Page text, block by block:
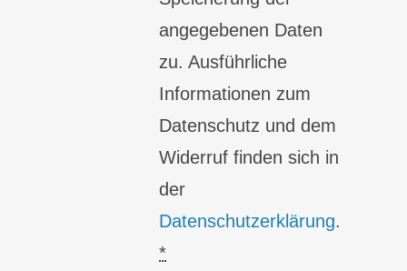
angegebenen Daten
zu. Ausführliche
Informationen zum
Datenschutz und dem
Widerruf finden sich in
der
Datenschutzerklärung.
*